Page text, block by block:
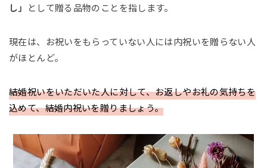
し」
として贈る品物のことを指します。
現在は、お祝いをもらっていない人には内祝いを贈らない人
がほとんど。
結婚祝いをいただいた人に対して、お返しやお礼の気持ちを
込めて、結婚内祝いを贈りましょう。